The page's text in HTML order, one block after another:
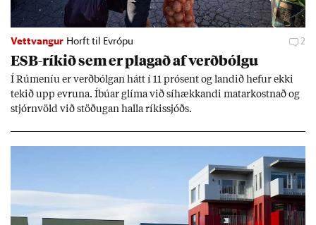
Vettvangur Horft til Evrópu 2
ESB-rík­ið sem er plag­að af verð­bólgu
Í Rúm­en­íu er verð­bólg­an hátt í 11 pró­sent og land­ið hef­ur ekki
tek­ið upp evr­una. Íbú­ar glíma við sí­hækk­andi mat­ar­kostn­að og
stjórn­völd við stöð­ug­an halla rík­is­sjóðs.